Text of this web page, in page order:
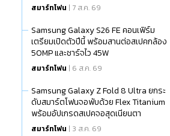
สมาร์ทโฟน | 7 ส.ค. 69
Samsung Galaxy S26 FE คอนเฟิร์ม
เตรียมเปิดตัวปีนี้ พร้อมสานต่อสเปคกล้อง
50MP และชาร์จไว 45W
สมาร์ทโฟน | 6 ส.ค. 69
Samsung Galaxy Z Fold 8 Ultra ยกระ
ดับสมาร์ตโฟนจอพับด้วย Flex Titanium
พร้อมอัปเกรดสเปคจอสุดเนียนตา
สมาร์ทโฟน | 3 ส.ค. 69